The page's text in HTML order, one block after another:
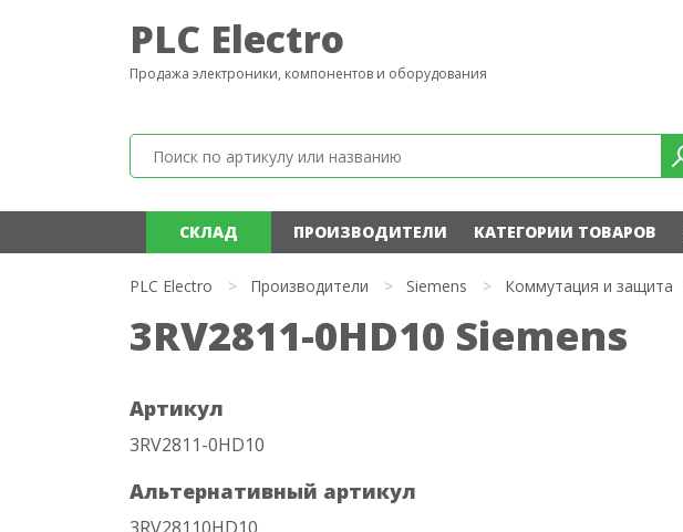
PLC Electro
Продажа электроники, компонентов и оборудования
СКЛАД ПРОИЗВОДИТЕЛИ КАТЕГОРИИ ТОВАРОВ
PLC Electro > Производители > Siemens > Коммутация и защита
3RV2811-0HD10 Siemens
Артикул
3RV2811-0HD10
Альтернативный артикул